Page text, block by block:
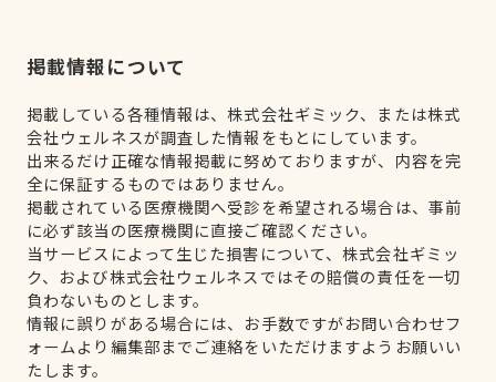
掲載情報について
掲載している各種情報は、株式会社ギミック、または株式
会社ウェルネスが調査した情報をもとにしています。
出来るだけ正確な情報掲載に努めておりますが、内容を完
全に保証するものではありません。
掲載されている医療機関へ受診を希望される場合は、事前
に必ず該当の医療機関に直接ご確認ください。
当サービスによって生じた損害について、株式会社ギミッ
ク、および株式会社ウェルネスではその賠償の責任を一切
負わないものとします。
情報に誤りがある場合には、お手数ですがお問い合わせフ
ォームより編集部までご連絡をいただけますようお願いい
たします。